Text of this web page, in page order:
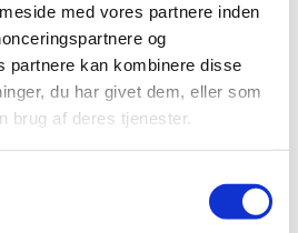
med vores partnere inden
og
partnere kan kombinere disse
du har givet dem, eller som
brug af deres tjenester.
tro julejagten hvor der efter
af nattens storm, da det betød
de veje hvor vi skulle frem med
hjælpere sørgede for det ikke
stormen havde ikke væltet så
frygtet så vi havde i løbet af dagen
frem til dagens jagt,
pga sygdom i sidste øjeblik. Men